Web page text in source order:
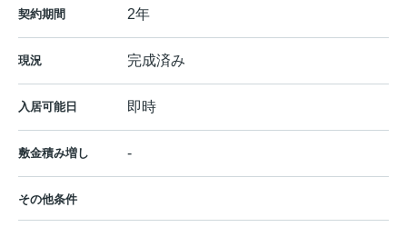
契約期間 2年
現況 完成済み
入居可能日 即時
敷金積み増し -
その他条件